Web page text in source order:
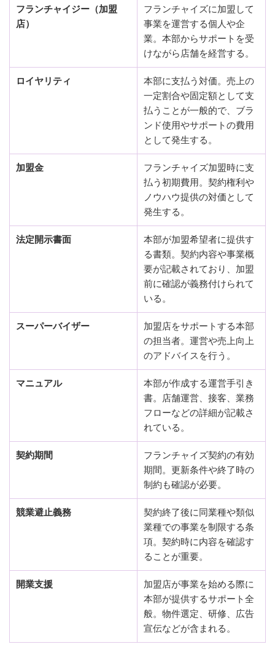
フランチャイジー（加盟
店）
フランチャイズに加盟して
事業を運営する個人や企
業。本部からサポートを受
けながら店舗を経営する。
ロイヤリティ
本部に支払う対価。売上の
一定割合や固定額として支
払うことが一般的で、ブラ
ンド使用やサポートの費用
として発生する。
加盟金
フランチャイズ加盟時に支
払う初期費用。契約権利や
ノウハウ提供の対価として
発生する。
法定開示書面
本部が加盟希望者に提供す
る書類。契約内容や事業概
要が記載されており、加盟
前に確認が義務付けられて
いる。
スーパーバイザー
加盟店をサポートする本部
の担当者。運営や売上向上
のアドバイスを行う。
マニュアル
本部が作成する運営手引き
書。店舗運営、接客、業務
フローなどの詳細が記載さ
れている。
契約期間
フランチャイズ契約の有効
期間。更新条件や終了時の
制約も確認が必要。
競業避止義務
契約終了後に同業種や類似
業種での事業を制限する条
項。契約時に内容を確認す
ることが重要。
開業支援
加盟店が事業を始める際に
本部が提供するサポート全
般。物件選定、研修、広告
宣伝などが含まれる。